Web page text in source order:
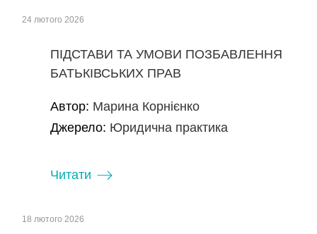
24 лютого 2026
ПІДСТАВИ ТА УМОВИ ПОЗБАВЛЕННЯ
БАТЬКІВСЬКИХ ПРАВ
Автор: Марина Корнієнко
Джерело: Юридична практика
Читати
18 лютого 2026